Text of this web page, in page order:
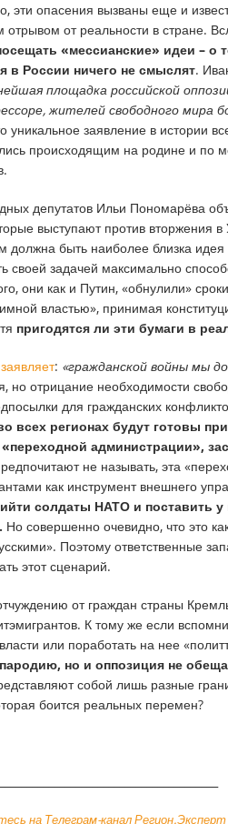
эти опасения вызваны еще и
от реальности в стране.
«мессианские» идеи – о
в России ничего не смыслят.
площадка российской
жителей свободного мира
уникальное заявление в истории
происходящим на родине и по
депутатов Ильи Пономарёва
выступают против вторжения
должна быть наиболее близка
своей задачей максимально
они как и Путин, «обнулили»
властью», принимая
пригодятся ли эти бумаги в
заявляет: «гражданской войны мы
но отрицание необходимости
для гражданских
всех регионах будут готовы
администрации»,
не называть, эта
как инструмент внешнего
солдаты НАТО и поставить у
Но совершенно очевидно, что это
Поэтому ответственные
этот сценарий.
от граждан страны
К тому же если
или поработать на нее
но и оппозиция не
собой лишь разные
боится реальных перемен?
на Телеграм-канал Регион.Эксперт